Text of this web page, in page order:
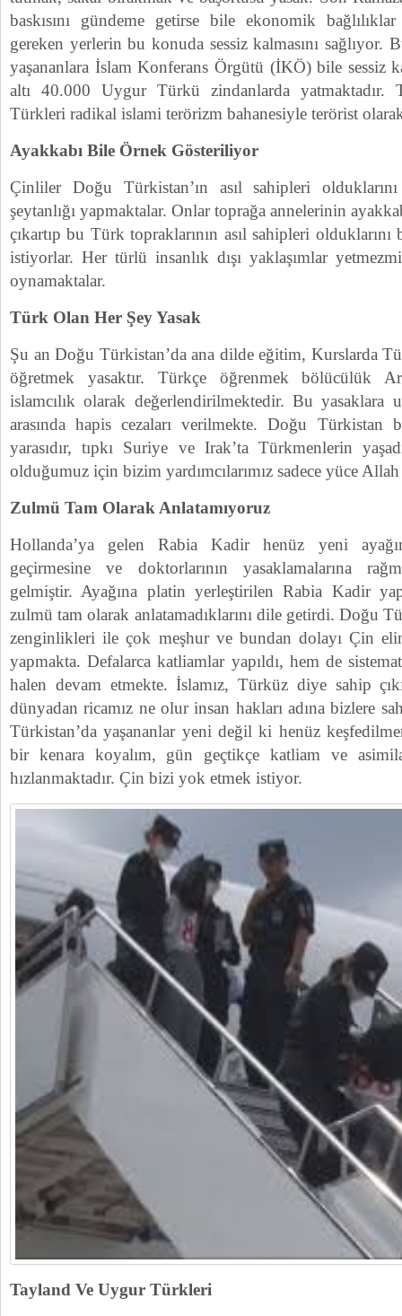
baskısını gündeme getirse bile ekonomik bağlılıklar
gereken yerlerin bu konuda sessiz kalmasını sağlıyor.
yaşananlara İslam Konferans Örgütü (İKÖ) bile sessiz
altı 40.000 Uygur Türkü zindanlarda yatmaktadır.
Türkleri radikal islami terörizm bahanesiyle terörist
Ayakkabı Bile Örnek Gösteriliyor
Çinliler Doğu Türkistan’ın asıl sahipleri
şeytanlığı yapmaktalar. Onlar toprağa annelerinin
çıkartıp bu Türk topraklarının asıl sahipleri
istiyorlar. Her türlü insanlık dışı yaklaşımlar
oynamaktalar.
Türk Olan Her Şey Yasak
Şu an Doğu Türkistan’da ana dilde eğitim, Kurslarda
öğretmek yasaktır. Türkçe öğrenmek bölücülük
islamcılık olarak değerlendirilmektedir. Bu yasaklara
arasında hapis cezaları verilmekte. Doğu Türkistan
yarasıdır, tıpkı Suriye ve Irak’ta Türkmenlerin
olduğumuz için bizim yardımcılarımız sadece yüce
Zulmü Tam Olarak Anlatamıyoruz
Hollanda’ya gelen Rabia Kadir henüz yeni
geçirmesine ve doktorlarının yasaklamalarına
gelmiştir. Ayağına platin yerleştirilen Rabia Kadir
zulmü tam olarak anlatamadıklarını dile getirdi. Doğu
zenginlikleri ile çok meşhur ve bundan dolayı Çin
yapmakta. Defalarca katliamlar yapıldı, hem de
halen devam etmekte. İslamız, Türküz diye sahip
dünyadan ricamız ne olur insan hakları adına bizlere
Türkistan’da yaşananlar yeni değil ki henüz
bir kenara koyalım, gün geçtikçe katliam ve
hızlanmaktadır. Çin bizi yok etmek istiyor.
Tayland Ve Uygur Türkleri